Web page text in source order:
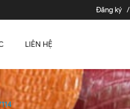
Đăng ký /
LIÊN HỆ